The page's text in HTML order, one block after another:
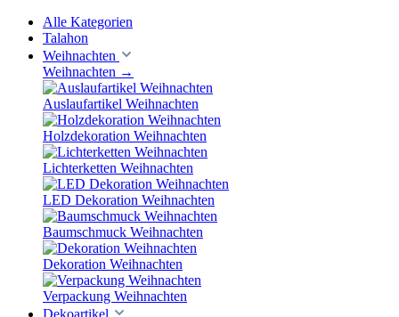
Alle Kategorien
Talahon
Weihnachten
Weihnachten →
Auslaufartikel Weihnachten
Holzdekoration Weihnachten
Lichterketten Weihnachten
LED Dekoration Weihnachten
Baumschmuck Weihnachten
Dekoration Weihnachten
Verpackung Weihnachten
Dekoartikel